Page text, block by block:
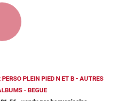
PERSO PLEIN PIED N ET B - AUTRES
- BEGUE